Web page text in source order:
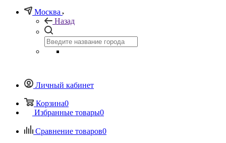
Москва
Назад
Личный кабинет
Корзина0
Избранные товары0
Сравнение товаров0